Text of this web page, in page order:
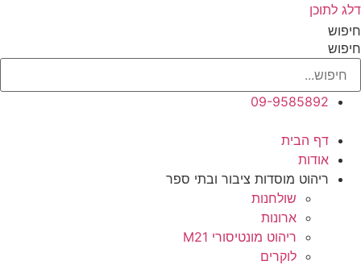
דלג לתוכן
חיפוש
חיפוש
09-9585892
דף הבית
אודות
ריהוט מוסדות ציבור ובתי ספר
שולחנות
ארונות
ריהוט מונטיסורי M21
לוקרים